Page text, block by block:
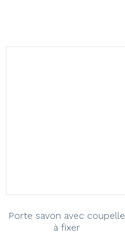
Porte savon avec coupelle
à fixer